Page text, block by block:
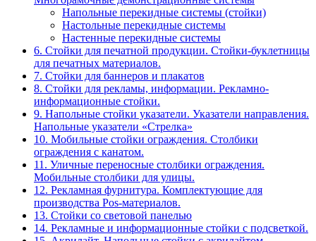
Напольные перекидные системы (стойки)
Настольные перекидные системы
Настенные перекидные системы
6. Стойки для печатной продукции. Стойки-буклетницы
для печатных материалов.
7. Стойки для баннеров и плакатов
8. Стойки для рекламы, информации. Рекламно-
информационные стойки.
9. Напольные стойки указатели. Указатели направления.
Напольные указатели «Стрелка»
10. Мобильные стойки ограждения. Столбики
ограждения с канатом.
11. Уличные переносные столбики ограждения.
Мобильные столбики для улицы.
12. Рекламная фурнитура. Комплектующие для
производства Pos-материалов.
13. Стойки со световой панелью
14. Рекламные и информационные стойки с подсветкой.